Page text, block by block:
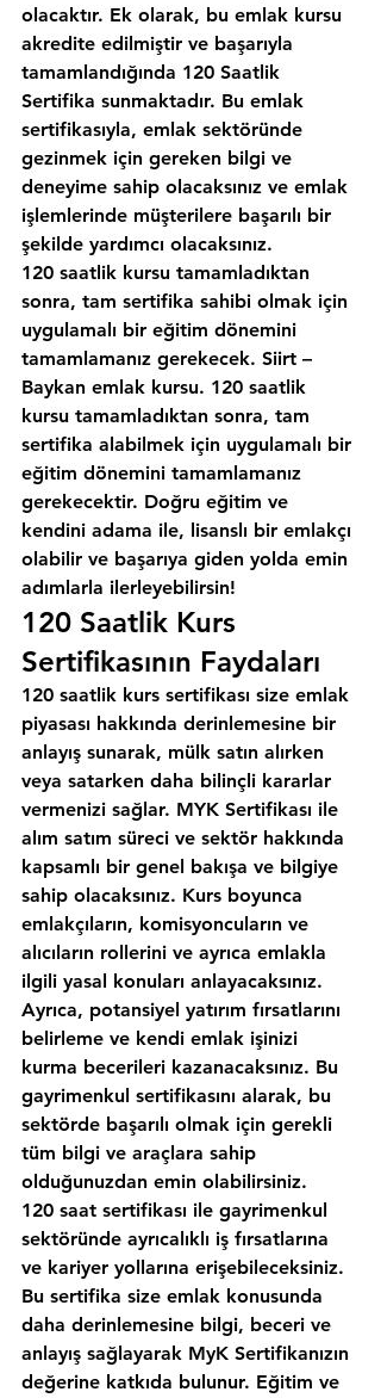
olacaktır. Ek olarak, bu emlak kursu
akredite edilmiştir ve başarıyla
tamamlandığında 120 Saatlik
Sertifika sunmaktadır. Bu emlak
sertifikasıyla, emlak sektöründe
gezinmek için gereken bilgi ve
deneyime sahip olacaksınız ve emlak
işlemlerinde müşterilere başarılı bir
şekilde yardımcı olacaksınız.
120 saatlik kursu tamamladıktan
sonra, tam sertifika sahibi olmak için
uygulamalı bir eğitim dönemini
tamamlamanız gerekecek. Siirt –
Baykan emlak kursu. 120 saatlik
kursu tamamladıktan sonra, tam
sertifika alabilmek için uygulamalı bir
eğitim dönemini tamamlamanız
gerekecektir. Doğru eğitim ve
kendini adama ile, lisanslı bir emlakçı
olabilir ve başarıya giden yolda emin
adımlarla ilerleyebilirsin!
120 Saatlik Kurs
Sertifikasının Faydaları
120 saatlik kurs sertifikası size emlak
piyasası hakkında derinlemesine bir
anlayış sunarak, mülk satın alırken
veya satarken daha bilinçli kararlar
vermenizi sağlar. MYK Sertifikası ile
alım satım süreci ve sektör hakkında
kapsamlı bir genel bakışa ve bilgiye
sahip olacaksınız. Kurs boyunca
emlakçıların, komisyoncuların ve
alıcıların rollerini ve ayrıca emlakla
ilgili yasal konuları anlayacaksınız.
Ayrıca, potansiyel yatırım fırsatlarını
belirleme ve kendi emlak işinizi
kurma becerileri kazanacaksınız. Bu
gayrimenkul sertifikasını alarak, bu
sektörde başarılı olmak için gerekli
tüm bilgi ve araçlara sahip
olduğunuzdan emin olabilirsiniz.
120 saat sertifikası ile gayrimenkul
sektöründe ayrıcalıklı iş fırsatlarına
ve kariyer yollarına erişebileceksiniz.
Bu sertifika size emlak konusunda
daha derinlemesine bilgi, beceri ve
anlayış sağlayarak MyK Sertifikanızın
değerine katkıda bulunur. Eğitim ve